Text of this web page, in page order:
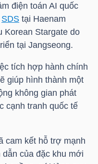
điện toán AI quốc
SDS tại Haenam
Korean Stargate do
tại Jangseong.
tích hợp hành chính
giúp hình thành một
không gian phát
cạnh tranh quốc tế
cam kết hỗ trợ mạnh
của đặc khu mới